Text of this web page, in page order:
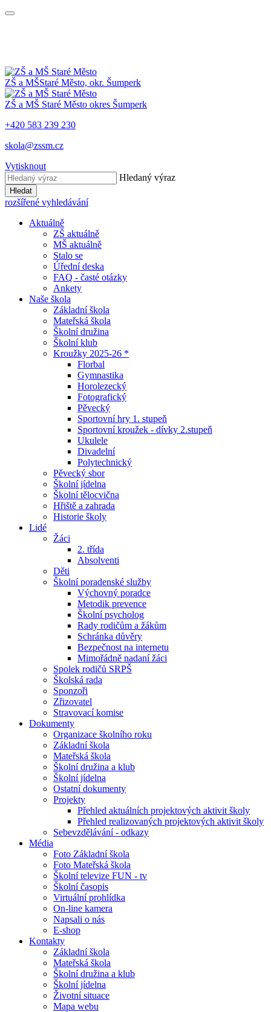
ZŠ a MŠStaré Město, okr. Šumperk
ZŠ a MŠ Staré Město okres Šumperk
+420 583 239 230
skola@zssm.cz
Vytisknout
Hledaný výraz
Hledat
rozšířené vyhledávání
Aktuálně
ZŠ aktuálně
MŠ aktuálně
Stalo se
Úřední deska
FAQ - časté otázky
Ankety
Naše škola
Základní škola
Mateřská škola
Školní družina
Školní klub
Kroužky 2025-26 *
Florbal
Gymnastika
Horolezecký
Fotografický
Pěvecký
Sportovní hry 1. stupeň
Sportovní kroužek - dívky 2.stupeň
Ukulele
Divadelní
Polytechnický
Pěvecký sbor
Školní jídelna
Školní tělocvična
Hřiště a zahrada
Historie školy
Lidé
Žáci
2. třída
Absolventi
Děti
Školní poradenské služby
Výchovný poradce
Metodik prevence
Školní psycholog
Rady rodičům a žákům
Schránka důvěry
Bezpečnost na internetu
Mimořádně nadaní žáci
Spolek rodičů SRPŠ
Školská rada
Sponzoři
Zřizovatel
Stravovací komise
Dokumenty
Organizace školního roku
Základní škola
Mateřská škola
Školní družina a klub
Školní jídelna
Ostatní dokumenty
Projekty
Přehled aktuálních projektových aktivit školy
Přehled realizovaných projektových aktivit školy
Sebevzdělávání - odkazy
Média
Foto Základní škola
Foto Mateřská škola
Školní televize FUN - tv
Školní časopis
Virtuální prohlídka
On-line kamera
Napsali o nás
E-shop
Kontakty
Základní škola
Mateřská škola
Školní družina a klub
Školní jídelna
Životní situace
Mapa webu